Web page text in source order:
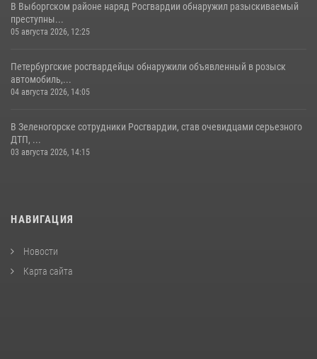
В Выборгском районе наряд Росгвардии обнаружил разыскиваемый
преступны...
05 августа 2026, 12:25
Петербургские росгвардейцы обнаружили объявленный в розыск
автомобиль,...
04 августа 2026, 14:05
В Зеленогорске сотрудники Росгвардии, став очевидцами серьезного
ДТП, ...
03 августа 2026, 14:15
НАВИГАЦИЯ
Новости
Карта сайта